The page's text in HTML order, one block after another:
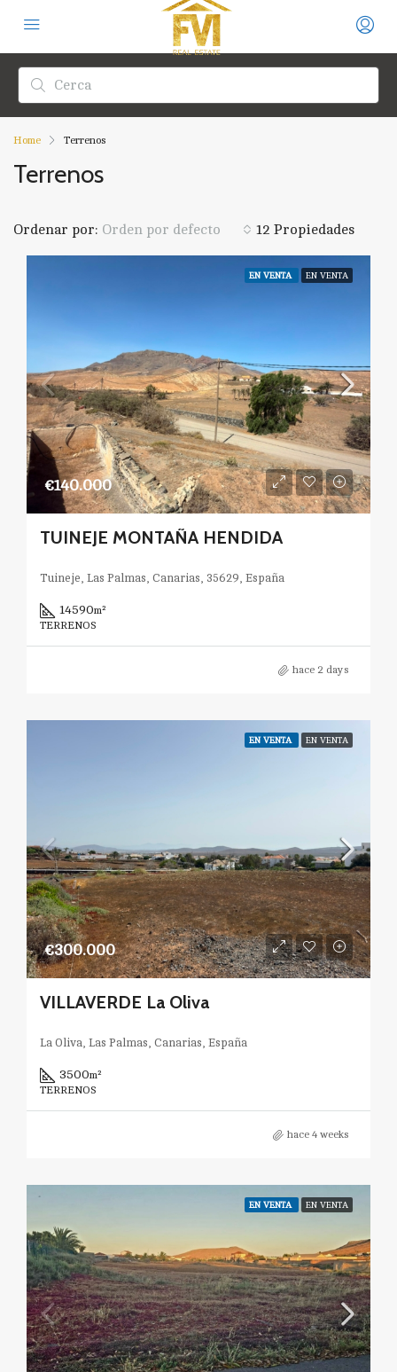
Home Terrenos
Terrenos
12 Propiedades
Ordenar por: Orden por defecto
EN VENTA EN VENTA
€140.000
TUINEJE MONTAÑA HENDIDA
Tuineje, Las Palmas, Canarias, 35629, España
14590m²
TERRENOS
hace 2 days
EN VENTA EN VENTA
€300.000
VILLAVERDE La Oliva
La Oliva, Las Palmas, Canarias, España
3500m²
TERRENOS
hace 4 weeks
EN VENTA EN VENTA